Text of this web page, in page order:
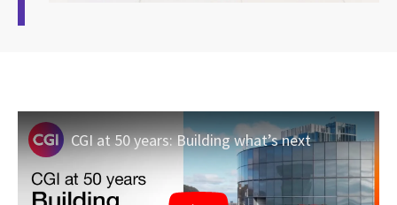
CGI at 50 years: Building what’s next